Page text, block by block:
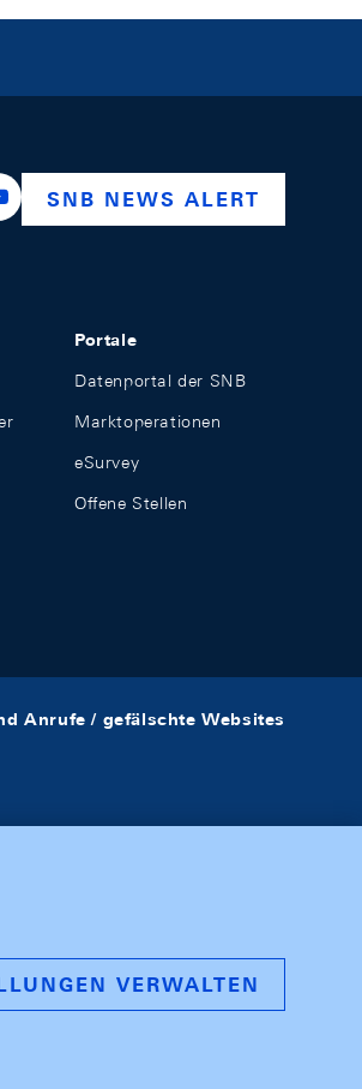
snb_bns
ch.linkedin.com/company/swiss-
https://www.youtube.com/
SNB NEWS ALERT
Portale
Datenportal der SNB
Marktoperationen
eSurvey
Offene Stellen
Anrufe / gefälschte Websites
VERWALTEN